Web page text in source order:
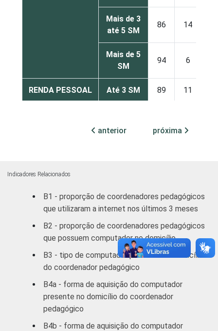
Mais de 3
até 5 SM
86 14
Mais de 5
SM
94 6
RENDA PESSOAL Até 3 SM 89 11
até 5 SM
Centro-
Oeste
83 17
Nordeste 89 11
Sudeste 94 6
Sul 96
DEPENDÊNCIA
ADMINISTRATIVA
anterior próxima
Indicadores Relacionados
B1 - proporção de coordenadores pedagógicos
que utilizaram a internet nos últimos 3 meses
B2 - proporção de coordenadores pedagógicos
que possuem computador no domicílio
B3 - tipo de computador presente no domicílio
do coordenador pedagógico
B4a - forma de aquisição do computador
presente no domicílio do coordenador
pedagógico
B4b - forma de aquisição do computador